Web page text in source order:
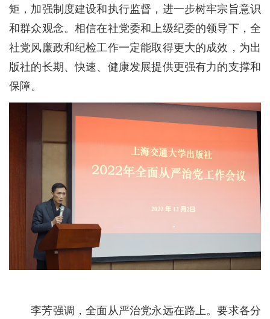
矩，加强制度建设和执行监督，进一步树牢宗旨意识
和群众观念。相信在社党委和上级纪委的领导下，全
社党风廉政和纪检工作一定能取得更大的成效，为出
版社的长期、快速、健康发展提供更强有力的支撑和
保障。
李芳强调，全面从严治党永远在路上。要求各分